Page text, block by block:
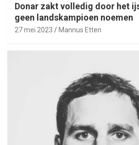
Donar zakt volledig door het
geen landskampioen noemen
27 mei 2023 Mannus Etten